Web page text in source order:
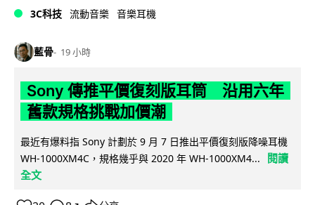
3C科技 流動音樂 音樂耳機
藍骨 19 小時
Sony 傳推平價復刻版耳筒 沿用六年
舊款規格挑戰加價潮
最近有爆料指 Sony 計劃於 9 月 7 日推出平價復刻版降噪耳機
WH-1000XM4C，規格幾乎與 2020 年 WH-1000XM4...
閱讀
全文